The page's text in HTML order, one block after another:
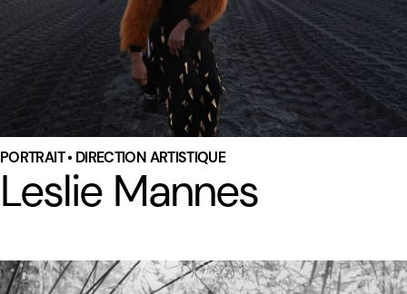
PORTRAIT • DIRECTION ARTISTIQUE
Leslie Mannes